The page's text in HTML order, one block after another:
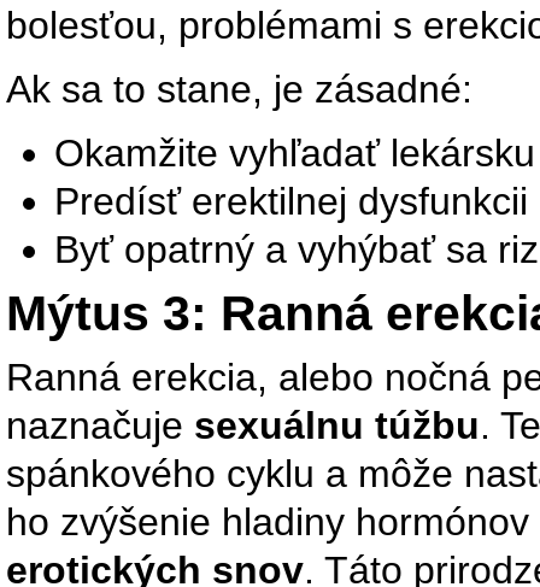
bolesťou, problémami s
Ak sa to stane, je zásadné:
Okamžite vyhľadať
Predísť erektilnej
Byť opatrný a vyhýbať sa
Mýtus 3: Ranná
Ranná erekcia, alebo nočná
naznačuje sexuálnu túžbu.
spánkového cyklu a môže
ho zvýšenie hladiny
erotických snov. Táto